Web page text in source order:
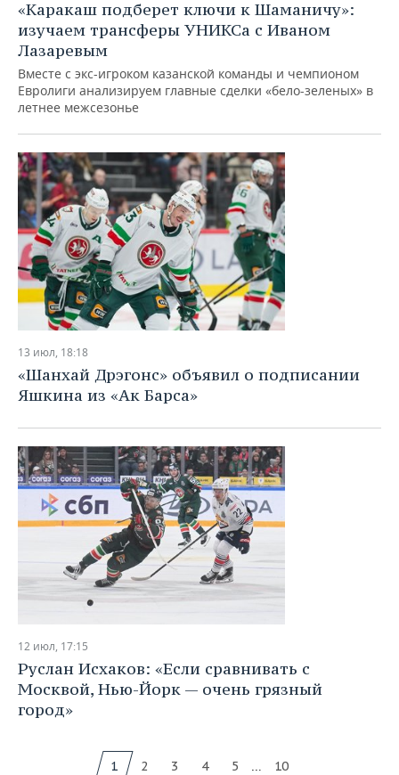
«Каракаш подберет ключи к Шаманичу»:
изучаем трансферы УНИКСа с Иваном
Лазаревым
Вместе с экс-игроком казанской команды и чемпионом
Евролиги анализируем главные сделки «бело-зеленых» в
летнее межсезонье
13 июл, 18:18
«Шанхай Дрэгонс» объявил о подписании
Яшкина из «Ак Барса»
12 июл, 17:15
Руслан Исхаков: «Если сравнивать с
Москвой, Нью-Йорк — очень грязный
город»
1 2 3 4 5 ... 10